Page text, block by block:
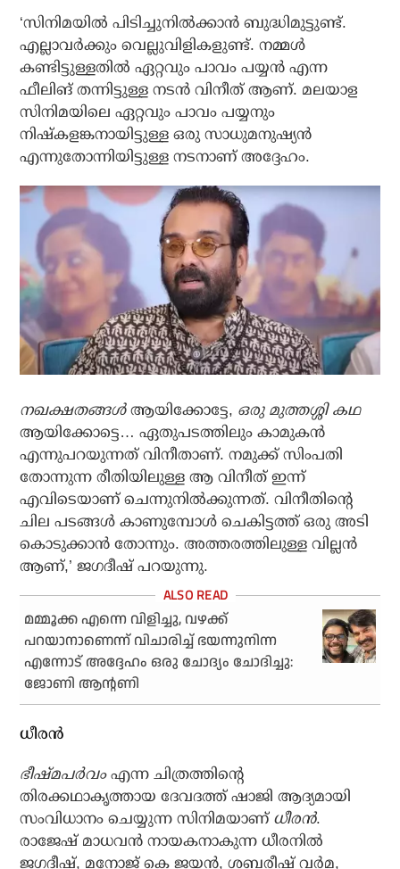
‘സിനിമയില്‍ പിടിച്ചുനില്‍ക്കാന്‍ ബുദ്ധിമുട്ടുണ്ട്.
എല്ലാവര്‍ക്കും വെല്ലുവിളികളുണ്ട്. നമ്മള്‍
കണ്ടിട്ടുള്ളതില്‍ ഏറ്റവും പാവം പയ്യന്‍ എന്ന
ഫീലിങ് തന്നിട്ടുള്ള നടന്‍ വിനീത് ആണ്. മലയാള
സിനിമയിലെ ഏറ്റവും പാവം പയ്യനും
നിഷ്‌കളങ്കനായിട്ടുള്ള ഒരു സാധുമനുഷ്യന്‍
എന്നുതോന്നിയിട്ടുള്ള നടനാണ് അദ്ദേഹം.
നഖക്ഷതങ്ങള്‍ആയിക്കോട്ടേ, ഒരു മുത്തശ്ശി കഥ
ആയിക്കോട്ടെ… ഏതുപടത്തിലും കാമുകന്‍
എന്നുപറയുന്നത് വിനീതാണ്. നമുക്ക് സിംപതി
തോന്നുന്ന രീതിയിലുള്ള ആ വിനീത് ഇന്ന്
എവിടെയാണ് ചെന്നുനില്‍ക്കുന്നത്. വിനീതിന്റെ
ചില പടങ്ങള്‍ കാണുമ്പോള്‍ ചെകിട്ടത്ത് ഒരു അടി
കൊടുക്കാന്‍ തോന്നും. അത്തരത്തിലുള്ള വില്ലന്‍
ആണ്,’ ജഗദീഷ് പറയുന്നു.
മമ്മൂക്ക എന്നെ വിളിച്ചു, വഴക്ക്
പറയാനാണെന്ന് വിചാരിച്ച് ഭയന്നുനിന്ന
എന്നോട് അദ്ദേഹം ഒരു ചോദ്യം ചോദിച്ചു:
ജോണി ആൻ്റണി
ധീരൻ
ഭീഷ്‌മപർവംഎന്ന ചിത്രത്തിന്റെ
തിരക്കഥാകൃത്തായ ദേവദത്ത് ഷാജി ആദ്യമായി
സംവിധാനം ചെയ്യുന്ന സിനിമയാണ് ധീരൻ.
രാജേഷ് മാധവൻ നായകനാകുന്ന ധീരനിൽ
ജഗദീഷ്, മനോജ് കെ ജയൻ, ശബരീഷ് വർമ,